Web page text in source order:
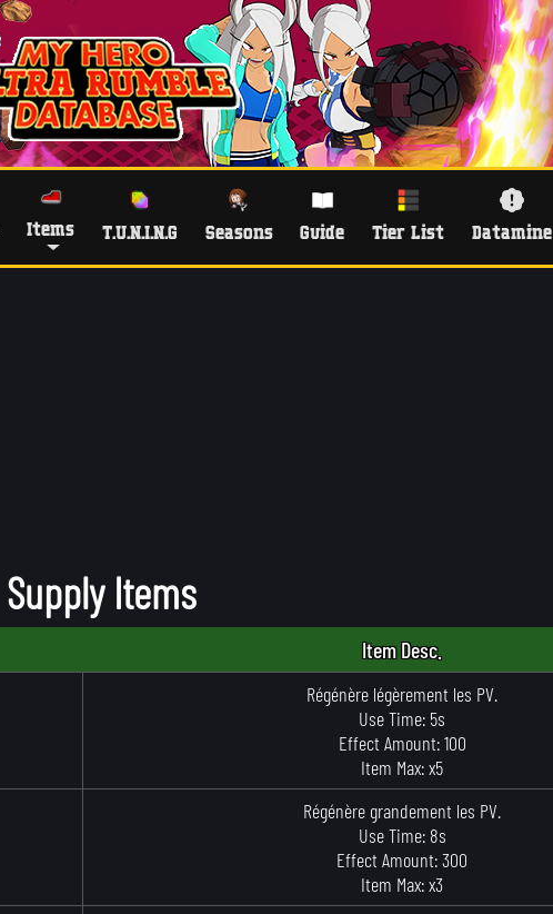
Items T.U.N.I.N.G Seasons Guide Tier List Datamine
Supply Items
Item Desc.
Régénère légèrement les PV.
Use Time: 5s
Effect Amount: 100
Item Max: x5
Régénère grandement les PV.
Use Time: 8s
Effect Amount: 300
Item Max: x3